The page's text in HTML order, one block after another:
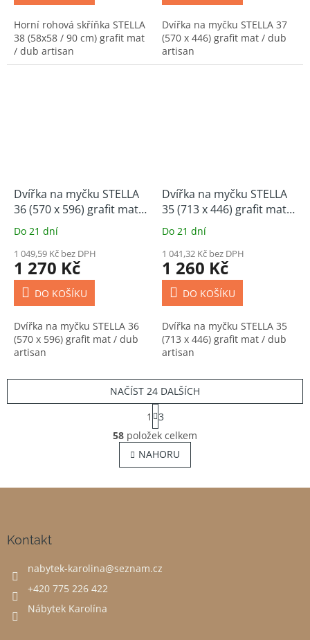
Horní rohová skříňka STELLA
38 (58x58 / 90 cm) grafit mat
/ dub artisan
Dvířka na myčku STELLA 37
(570 x 446) grafit mat / dub
artisan
Dvířka na myčku STELLA
36 (570 x 596) grafit mat /
dub artisan
Do 21 dní
1 049,59 Kč bez DPH
1 270 Kč
DO KOŠÍKU
Dvířka na myčku STELLA 36
(570 x 596) grafit mat / dub
artisan
Dvířka na myčku STELLA
35 (713 x 446) grafit mat /
dub artisan
Do 21 dní
1 041,32 Kč bez DPH
1 260 Kč
DO KOŠÍKU
Dvířka na myčku STELLA 35
(713 x 446) grafit mat / dub
artisan
O
v
l
á
k
NAČÍST 24 DALŠÍCH
S
t
r
á
n
k
v
1
3
58 položek celkem
NAHORU
Kontakt
nabytek-karolina@seznam.cz
+420 775 226 422
Nábytek Karolína